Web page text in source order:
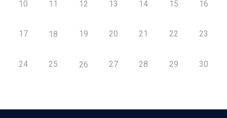
10 11 12 13 14 15 16
17 18 19 20 21 22 23
24 25 26 27 28 29 30